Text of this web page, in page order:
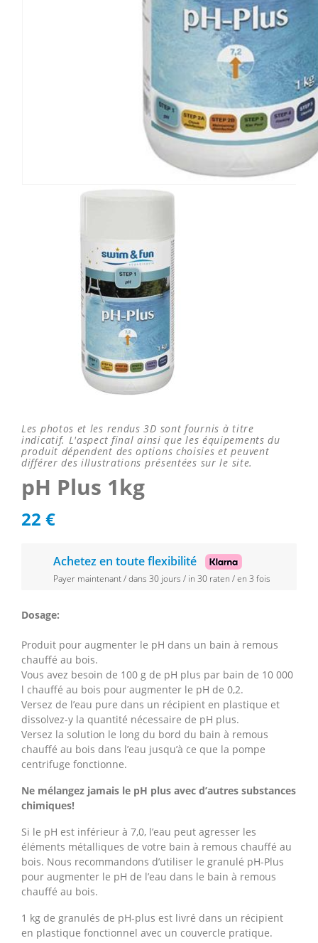
Les photos et les rendus 3D sont fournis à titre
indicatif. L'aspect final ainsi que les équipements du
produit dépendent des options choisies et peuvent
différer des illustrations présentées sur le site.
pH Plus 1kg
22 €
Achetez en toute flexibilité
Payer maintenant / dans 30 jours / in 30 raten / en 3 fois
Dosage:
Produit pour augmenter le pH dans un bain à remous
chauffé au bois.
Vous avez besoin de 100 g de pH plus par bain de 10 000
l chauffé au bois pour augmenter le pH de 0,2.
Versez de l’eau pure dans un récipient en plastique et
dissolvez-y la quantité nécessaire de pH plus.
Versez la solution le long du bord du bain à remous
chauffé au bois dans l’eau jusqu’à ce que la pompe
centrifuge fonctionne.
Ne mélangez jamais le pH plus avec d’autres substances
chimiques!
Si le pH est inférieur à 7,0, l’eau peut agresser les
éléments métalliques de votre bain à remous chauffé au
bois. Nous recommandons d’utiliser le granulé pH-Plus
pour augmenter le pH de l’eau dans le bain à remous
chauffé au bois.
1 kg de granulés de pH-plus est livré dans un récipient
en plastique fonctionnel avec un couvercle pratique.